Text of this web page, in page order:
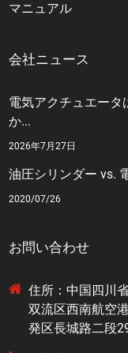
マニュアル
会社ニュース
電気アクチュエータ
か...
2026年7月27日
油圧シリンダー vs.
2020/07/26
お問い合わせ
住所：中国四川
双流区西南航空
発区長城路二段